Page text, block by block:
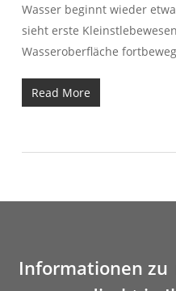
Wasser beginnt wieder
sieht erste
Wasseroberfläche
Read More
Informationen zu